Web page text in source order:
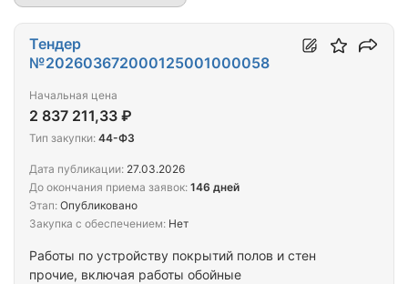
Работы по устройству покрытий полов и стен
прочие, включая работы обойные
Тендер
№202603672000125001000058
Начальная цена
2 837 211,33 ₽
Тип закупки: 44-ФЗ
Дата публикации: 27.03.2026
До окончания приема заявок: 146 дней
Этап: Опубликовано
Закупка с обеспечением: Нет